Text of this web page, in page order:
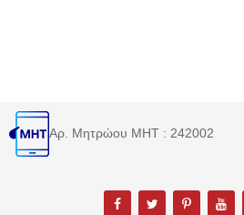
Αρ. Μητρώου MHT : 242002